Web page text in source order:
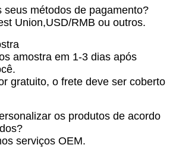
seus métodos de pagamento?
Union,USD/RMB ou outros.
amostra em 1-3 dias após
gratuito, o frete deve ser coberto
os produtos de acordo
serviços OEM.